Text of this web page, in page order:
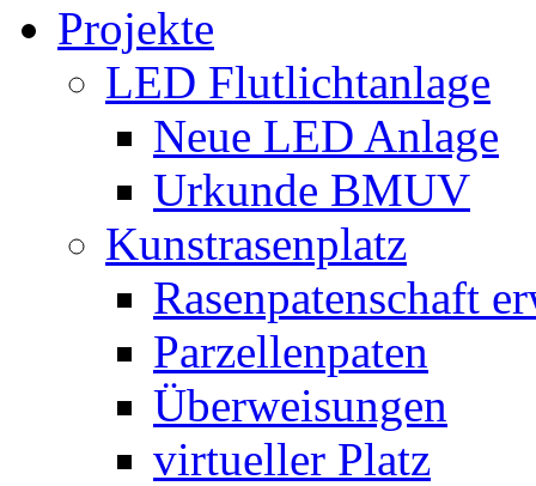
Projekte
LED Flutlichtanlage
Neue LED Anlage
Urkunde BMUV
Kunstrasenplatz
Rasenpatenschaft
Parzellenpaten
Überweisungen
virtueller Platz